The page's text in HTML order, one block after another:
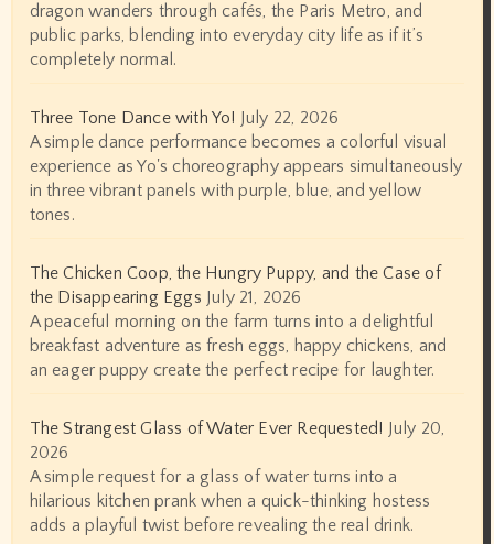
dragon wanders through cafés, the Paris Metro, and
public parks, blending into everyday city life as if it’s
completely normal.
Three Tone Dance with Yo! July 22, 2026
A simple dance performance becomes a colorful visual
experience as Yo's choreography appears simultaneously
in three vibrant panels with purple, blue, and yellow
tones.
The Chicken Coop, the Hungry Puppy, and the Case of
the Disappearing Eggs July 21, 2026
A peaceful morning on the farm turns into a delightful
breakfast adventure as fresh eggs, happy chickens, and
an eager puppy create the perfect recipe for laughter.
The Strangest Glass of Water Ever Requested! July 20,
2026
A simple request for a glass of water turns into a
hilarious kitchen prank when a quick-thinking hostess
adds a playful twist before revealing the real drink.